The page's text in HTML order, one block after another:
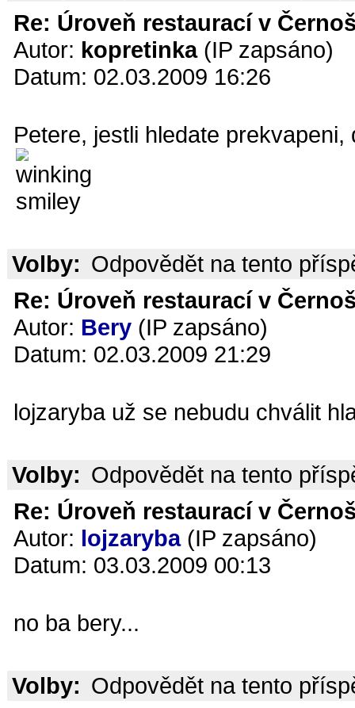
Re: Úroveň restaurací v
Autor: kopretinka(IP zapsáno)
Datum: 02.03.2009 16:26
Petere, jestli hledate
Volby: Odpovědět na tento
Re: Úroveň restaurací v
Autor: Bery (IP zapsáno)
Datum: 02.03.2009 21:29
lojzaryba už se nebudu chválit
Volby: Odpovědět na tento
Re: Úroveň restaurací v
Autor: lojzaryba(IP zapsáno)
Datum: 03.03.2009 00:13
no ba bery...
Volby: Odpovědět na tento